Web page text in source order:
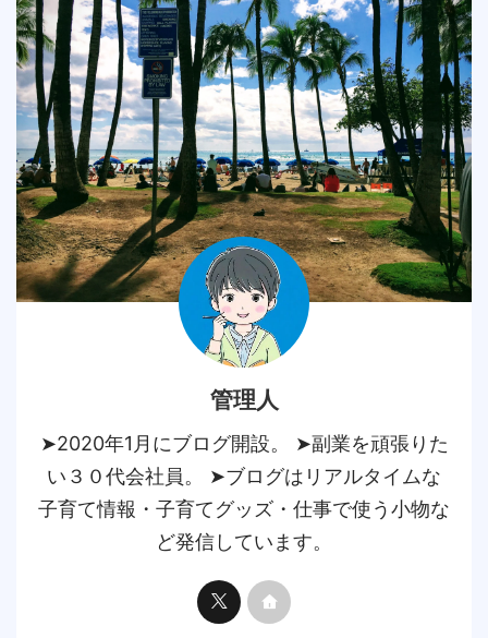
管理人
➤2020年1月にブログ開設。 ➤副業を頑張りた
い３０代会社員。 ➤ブログはリアルタイムな
子育て情報・子育てグッズ・仕事で使う小物な
ど発信しています。